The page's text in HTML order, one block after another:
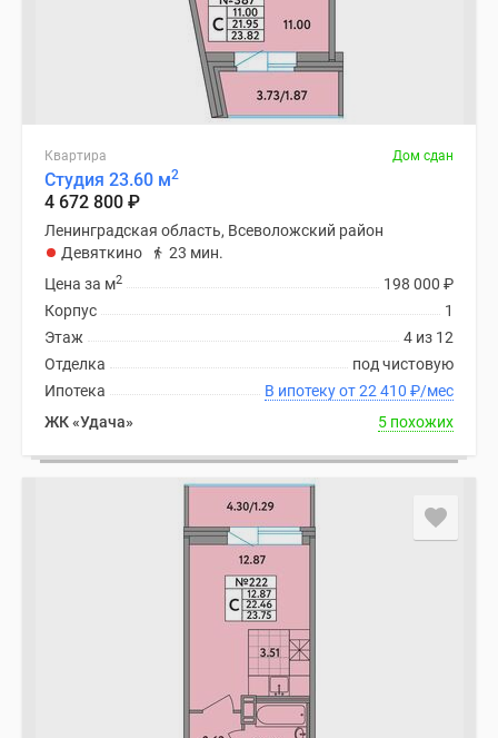
Квартира Дом сдан
Студия 23.60 м2
4 672 800 ₽
Ленинградская область, Всеволожский район
Девяткино
23 мин.
198 000 ₽
Цена за м2
1
Корпус
4 из 12
Этаж
под чистовую
Отделка
В ипотеку от 22 410 ₽/мес
Ипотека
ЖК «Удача»
5 похожих